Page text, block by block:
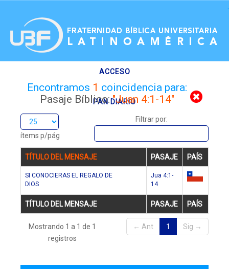
ACCESO
PAN DIARIO
Encontramos 1 coincidencia para:
Pasaje Bíblico:"Juan 4:1-14"
ítems p/pág
Filtrar por:
TÍTULO DEL MENSAJE PASAJE PAÍS
TÍTULO DEL MENSAJE PASAJE PAÍS
SI CONOCIERAS EL REGALO DE
DIOS
Jua 4:1-
14
Mostrando 1 a 1 de 1
registros
← Ant 1 Sig →